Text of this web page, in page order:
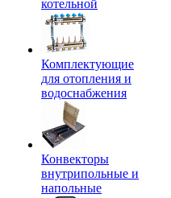
котельной
Комплектующие
для отопления и
водоснабжения
Конвекторы
внутрипольные и
напольные